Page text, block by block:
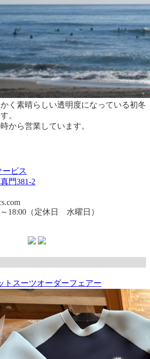
く素晴らしい透明度になっている初冬
。
から営業しています。
ービス
門381-2
18:00（定休日 水曜日）
トスーツオーダーフェアー